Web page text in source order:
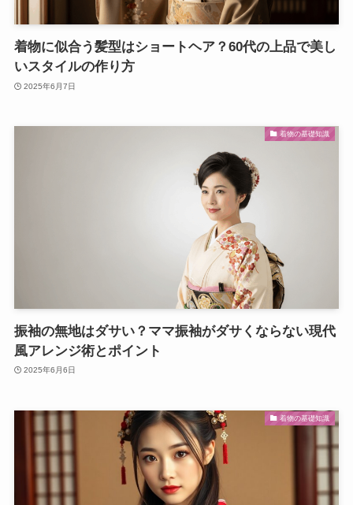
着物に似合う髪型はショートヘア？60代の上品で美し
いスタイルの作り方
2025年6月7日
着物の基礎知識
振袖の無地はダサい？ママ振袖がダサくならない現代
風アレンジ術とポイント
2025年6月6日
着物の基礎知識